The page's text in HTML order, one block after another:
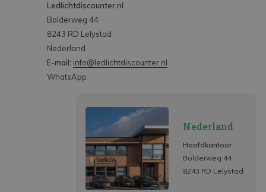
Ledlichtdiscounter.nl
Bolderweg 44
8243 RD Lelystad
Nederland
E-mail: info@ledlichtdiscounter.nl
WhatsApp
Nederland
Hoofdkantoor
Bolderweg 44
8243 RD Lelystad